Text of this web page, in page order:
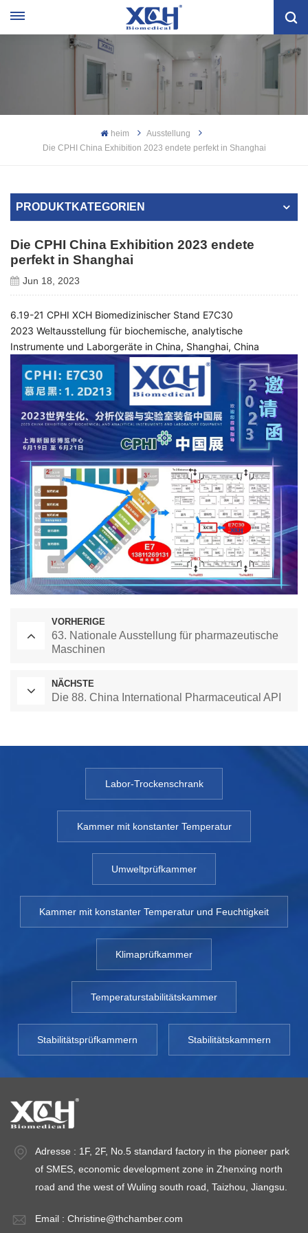
heim
Ausstellung
Die CPHI China Exhibition 2023 endete perfekt in Shanghai
PRODUKTKATEGORIEN
Die CPHI China Exhibition 2023 endete
perfekt in Shanghai
Jun 18, 2023
6.19-21 CPHI XCH Biomedizinischer Stand E7C30
2023 Weltausstellung für biochemische, analytische
Instrumente und Laborgeräte in China, Shanghai, China
VORHERIGE
63. Nationale Ausstellung für pharmazeutische
Maschinen
NÄCHSTE
Die 88. China International Pharmaceutical API
Labor-Trockenschrank
Kammer mit konstanter Temperatur
Umweltprüfkammer
Kammer mit konstanter Temperatur und Feuchtigkeit
Klimaprüfkammer
Temperaturstabilitätskammer
Stabilitätsprüfkammern Stabilitätskammern
Adresse : 1F, 2F, No.5 standard factory in the pioneer park
of SMES, economic development zone in Zhenxing north
road and the west of Wuling south road, Taizhou, Jiangsu.
Email : Christine@thchamber.com